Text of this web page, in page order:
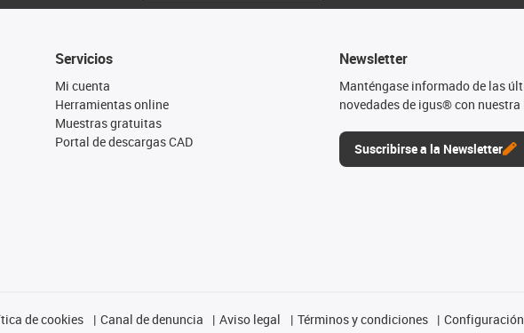
Servicios
Mi cuenta
Herramientas online
Muestras gratuitas
Portal de descargas CAD
Newsletter
Manténgase informado de las
novedades de igus® con nuestra
Suscribirse a la Newsletter
de cookies Canal de denuncia Aviso legal Términos y condiciones